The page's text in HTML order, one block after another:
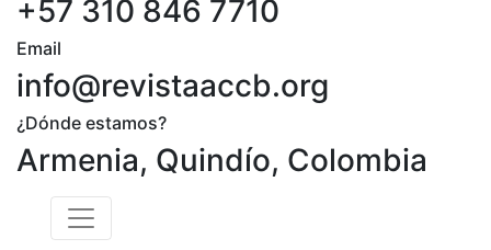
+57 310 846 7710
Email
info@revistaaccb.org
¿Dónde estamos?
Armenia, Quindío, Colombia